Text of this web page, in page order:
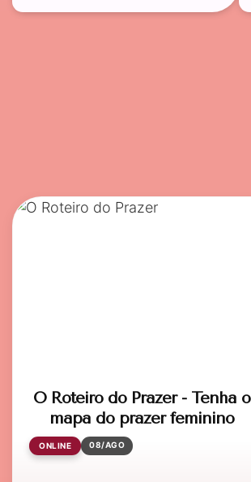
O Roteiro do Prazer - Tenha o
mapa do prazer feminino
ONLINE 08/AGO